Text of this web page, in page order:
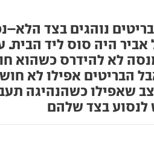
נוהגים בצד
היה סוס ליד הבית.
לא להידרס כשהוא
הבריטים אפילו לא
שאפילו כשהנהיגה
לנסוע בצד שלהם